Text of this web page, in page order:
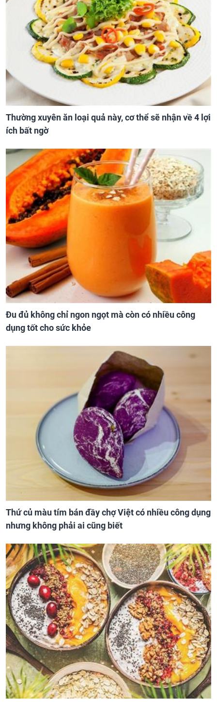
Thường xuyên ăn loại quả này, cơ thể sẽ nhận về 4 lợi
ích bất ngờ
Đu đủ không chỉ ngon ngọt mà còn có nhiều công
dụng tốt cho sức khỏe
Thứ củ màu tím bán đầy chợ Việt có nhiều công dụng
nhưng không phải ai cũng biết